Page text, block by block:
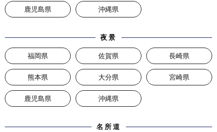
鹿児島県 沖縄県
夜景
福岡県 佐賀県 長崎県
熊本県 大分県 宮崎県
鹿児島県 沖縄県
名所道